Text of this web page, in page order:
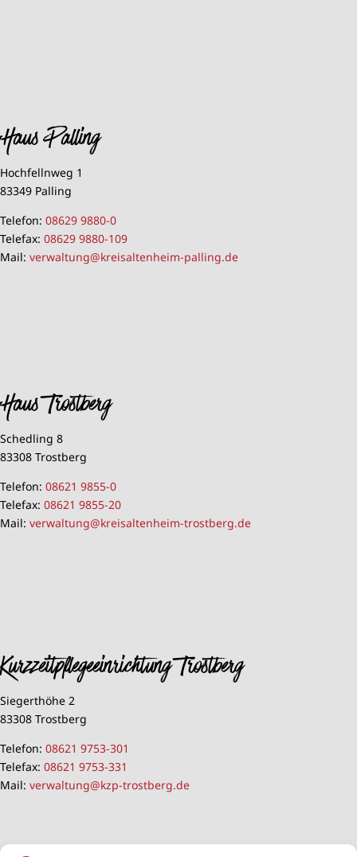
Haus Palling
Hochfellnweg 1
83349 Palling
Telefon: 08629 9880-0
Telefax: 08629 9880-109
Mail: verwaltung@kreisaltenheim-palling.de
Haus Trostberg
Schedling 8
83308 Trostberg
Telefon: 08621 9855-0
Telefax: 08621 9855-20
Mail: verwaltung@kreisaltenheim-trostberg.de
Kurzzeitpflegeeinrichtung Trostberg
Siegerthöhe 2
83308 Trostberg
Telefon: 08621 9753-301
Telefax: 08621 9753-331
Mail: verwaltung@kzp-trostberg.de